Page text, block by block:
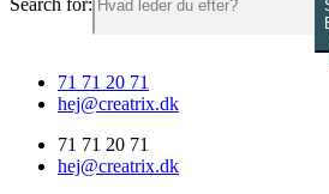
71 71 20 71
hej@creatrix.dk
71 71 20 71
hej@creatrix.dk